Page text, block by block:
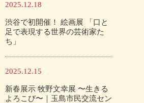
2025.12.18
渋谷で初開催！ 絵画展 「口と
足で表現する世界の芸術家た
ち」
2025.12.15
新春展示 牧野文幸展 〜生きる
よろこび〜｜玉島市民交流セン